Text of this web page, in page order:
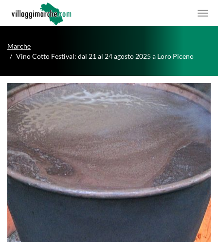
Marche
Vino Cotto Festival: dal 21 al 24 agosto 2025 a Loro Piceno